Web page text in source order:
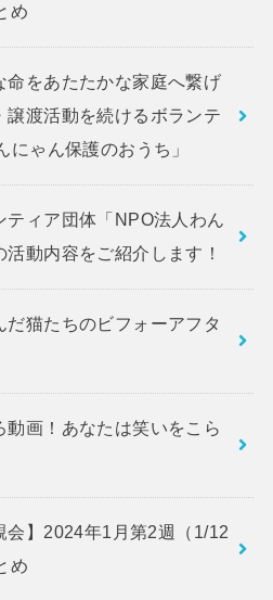
め
命をあたたかな家庭へ繋げ
譲渡活動を続けるボランテ
にゃん保護のおうち」
ティア団体「NPO法人わん
動内容をご紹介します！
だ猫たちのビフォーアフタ
動画！あなたは笑いをこら
会】2024年1月第2週（1/12
め